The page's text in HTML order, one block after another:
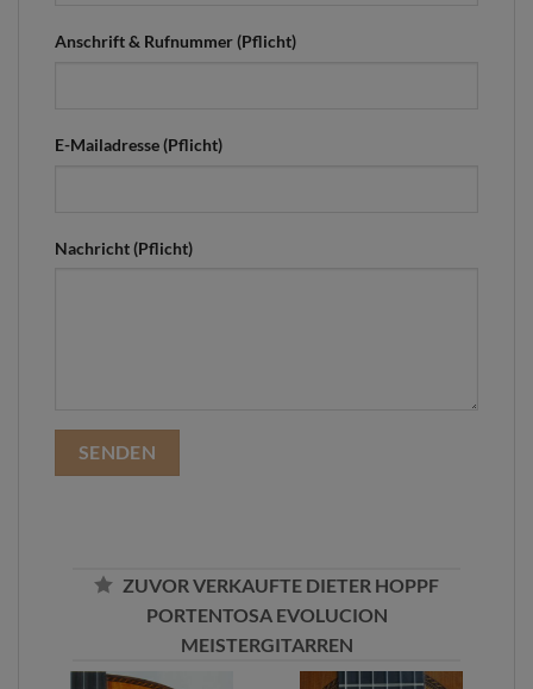
Anschrift & Rufnummer (Pflicht)
E-Mailadresse (Pflicht)
Nachricht (Pflicht)
ZUVOR VERKAUFTE DIETER HOPPF
PORTENTOSA EVOLUCION
MEISTERGITARREN